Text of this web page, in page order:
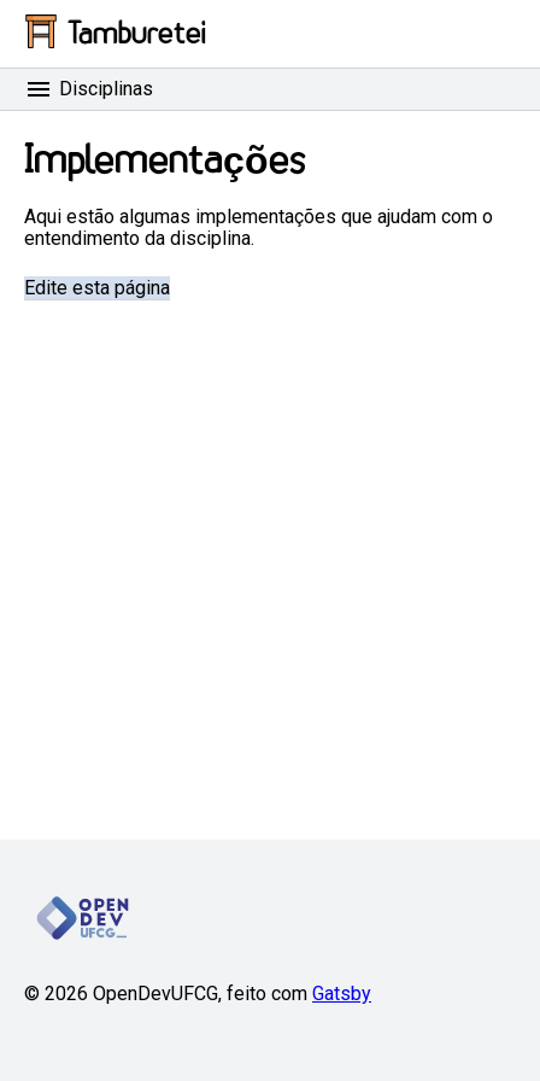
Tamburetei
Disciplinas
Implementações
Aqui estão algumas implementações que ajudam com o
entendimento da disciplina.
Edite esta página
© 2026 OpenDevUFCG, feito com Gatsby